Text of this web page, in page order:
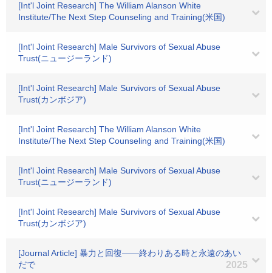
[Int'l Joint Research] The William Alanson White
Institute/The Next Step Counseling and Training(米国)
[Int'l Joint Research] Male Survivors of Sexual Abuse
Trust(ニュージーランド)
[Int'l Joint Research] Male Survivors of Sexual Abuse
Trust(カンボジア)
[Int'l Joint Research] The William Alanson White
Institute/The Next Step Counseling and Training(米国)
[Int'l Joint Research] Male Survivors of Sexual Abuse
Trust(ニュージーランド)
[Int'l Joint Research] Male Survivors of Sexual Abuse
Trust(カンボジア)
[Journal Article] 暴力と回復――終わりある時と永遠のあい
だで
2025